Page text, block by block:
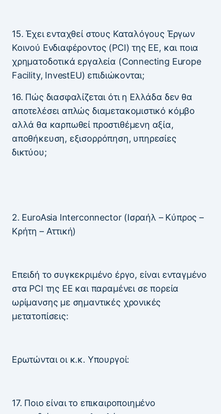
15. Έχει ενταχθεί στους Καταλόγους Έργων
Κοινού Ενδιαφέροντος (PCI) της ΕΕ, και ποια
χρηματοδοτικά εργαλεία (Connecting Europe
Facility, InvestEU) επιδιώκονται;
16. Πώς διασφαλίζεται ότι η Ελλάδα δεν θα
αποτελέσει απλώς διαμετακομιστικό κόμβο
αλλά θα καρπωθεί προστιθέμενη αξία,
αποθήκευση, εξισορρόπηση, υπηρεσίες
δικτύου;
2. EuroAsia Interconnector (Ισραήλ – Κύπρος –
Κρήτη – Αττική)
Επειδή το συγκεκριμένο έργο, είναι ενταγμένο
στα PCI της ΕΕ και παραμένει σε πορεία
ωρίμανσης με σημαντικές χρονικές
μετατοπίσεις:
Ερωτώνται οι κ.κ. Υπουργοί:
17. Ποιο είναι το επικαιροποιημένο